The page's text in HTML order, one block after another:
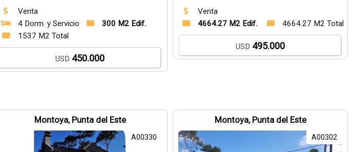
Venta
4 Dorm. y Servicio
300 M2 Edif.
1537 M2 Total
USD 450.000
Venta
4664.27 M2 Edif.
4664.27 M2 Total
USD 495.000
Montoya, Punta del Este
A00330
Montoya, Punta del Este
A00302